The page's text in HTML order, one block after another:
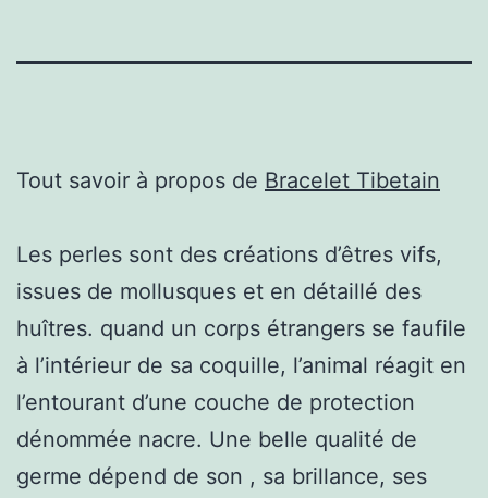
Tout savoir à propos de Bracelet Tibetain
Les perles sont des créations d’êtres vifs,
issues de mollusques et en détaillé des
huîtres. quand un corps étrangers se faufile
à l’intérieur de sa coquille, l’animal réagit en
l’entourant d’une couche de protection
dénommée nacre. Une belle qualité de
germe dépend de son , sa brillance, ses